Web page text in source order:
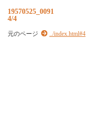
19570525_0091
4/4
元のページ ../index.html#4